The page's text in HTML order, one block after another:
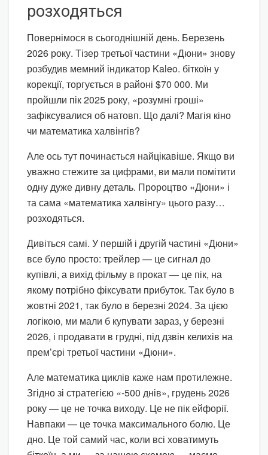
розходяться
Повернімося в сьогоднішній день. Березень
2026 року. Тізер третьої частини «Дюни» знову
розбудив мемний індикатор Kaleo. біткоїн у
корекції, торгується в районі $70 000. Ми
пройшли пік 2025 року, «розумні гроші»
зафіксувалися об натовп. Що далі? Магія кіно
чи математика халвінгів?
Але ось тут починається найцікавіше. Якщо ви
уважно стежите за цифрами, ви мали помітити
одну дуже дивну деталь. Пророцтво «Дюни» і
та сама «математика халвінгу» цього разу…
розходяться.
Дивіться самі. У першій і другій частині «Дюни»
все було просто: трейлер — це сигнал до
купівлі, а вихід фільму в прокат — це пік, на
якому потрібно фіксувати прибуток. Так було в
жовтні 2021, так було в березні 2024. За цією
логікою, ми мали б купувати зараз, у березні
2026, і продавати в грудні, під дзвін келихів на
прем’єрі третьої частини «Дюни».
Але математика циклів каже нам протилежне.
Згідно зі стратегією «-500 днів», грудень 2026
року — це не точка виходу. Це не пік ейфорії.
Навпаки — це точка максимального болю. Це
дно. Це той самий час, коли всі ховатимуть